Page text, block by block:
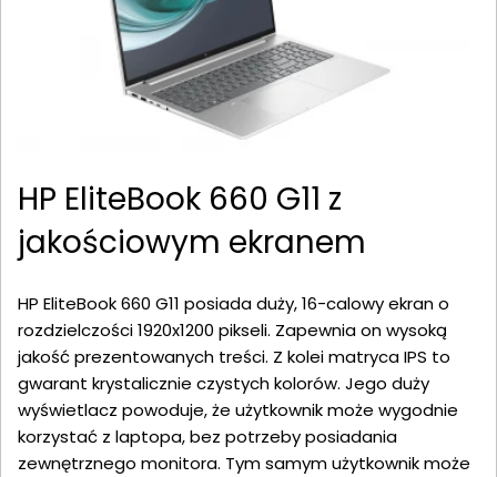
HP EliteBook 660 G11 z
jakościowym ekranem
HP EliteBook 660 G11 posiada duży, 16-calowy ekran o
rozdzielczości 1920x1200 pikseli. Zapewnia on wysoką
jakość prezentowanych treści. Z kolei matryca IPS to
gwarant krystalicznie czystych kolorów. Jego duży
wyświetlacz powoduje, że użytkownik może wygodnie
korzystać z laptopa, bez potrzeby posiadania
zewnętrznego monitora. Tym samym użytkownik może